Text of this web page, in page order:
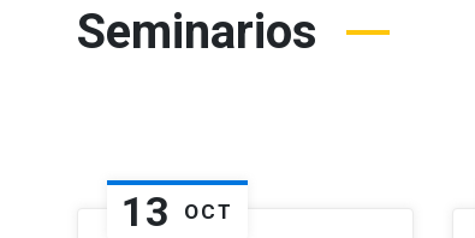
Seminarios
13 OCT